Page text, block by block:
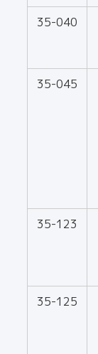
35-040
35-045
35-123
35-125